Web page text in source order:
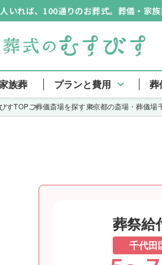
いれば、100通りのお葬式。葬儀・家
族葬 プランと費用 葬
すTOPご葬儀斎場を探す東京都の斎場・葬儀場
葬祭給
千代田